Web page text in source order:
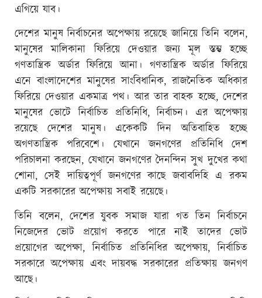
এগিয়ে যাব।
দেশের মানুষ নির্বাচনের অপেক্ষায় রয়েছে জানিয়ে তিনি বলেন,
মানুষের মালিকানা ফিরিয়ে দেওয়ার জন্য মূল স্তম্ভ হচ্ছে
গণতান্ত্রিক অর্ডার ফিরিয়ে আনা। গণতান্ত্রিক অর্ডার ফিরিয়ে
এনে বাংলাদেশের মানুষের সাংবিধানিক, রাজনৈতিক অধিকার
ফিরিয়ে দেওয়ার একমাত্র পথ। আর তার বাহক হচ্ছে, দেশের
মানুষের ভোটে নির্বাচিত প্রতিনিধি, নির্বাচন। এর অপেক্ষায়
রয়েছে দেশের মানুষ। একেকটি দিন অতিবাহিত হচ্ছে
অগণতান্ত্রিক পরিবেশে। যেখানে জনগণের প্রতিনিধি দেশ
পরিচালনা করছেন, যেখানে জনগণের দৈনন্দিন সুখ দুখের কথা
শোনা, সেই দায়িত্বপূর্ণ জনগণের কাছে জবাবদিহি এ রকম
একটি সরকারের অপেক্ষায় সবাই রয়েছে।
তিনি বলেন, দেশের যুবক সমাজ যারা গত তিন নির্বাচনে
নিজেদের ভোট প্রয়োগ করতে পারে নাই তাদের ভোট
প্রয়োগের অপেক্ষা, নির্বাচিত প্রতিনিধির অপেক্ষায়, নির্বাচিত
সরকারে অপেক্ষায় এবং দায়বদ্ধ সরকারের প্রতিক্ষায় জনগণ
আছে।